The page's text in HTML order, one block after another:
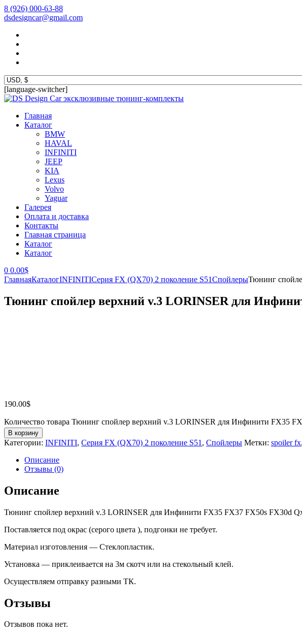
8 (926) 000-63-88
dsdesigncar@gmail.com
[language-switcher]
эксклюзивные тюнинг-комплекты
Главная
Каталог
BMW
HAVAL
INFINITI
JEEP
KIA
Lexus
Volvo
Yaguar
Галерея
Оплата и доставка
Контакты
Главная страница
Каталог
Каталог
0 0.00$
ГлавнаяКаталогINFINITIСерия FX (QX70) 2 поколение S51СпойлерыТюнинг
Тюнинг спойлер верхний v.3 LORINSER для
190.00$
Количество товара Тюнинг спойлер верхний v.3 LORINSER для Инфинити FX35
В корзину
Категории: INFINITI, Серия FX (QX70) 2 поколение S51 , Спойлеры Метки: spoiler fx,
Описание
Отзывы (0)
Описание
Тюнинг спойлер верхний v.3 LORINSER для Инфинити FX35 FX37 FX50s FX30d
Поставляется под окрас (серого цвета ), подгонки не требует.
Материал изготовления — Стеклопластик.
Установка — приклеивается на 3м скотч или на стекольный клей.
Осуществляем отправку разными ТК.
Отзывы
Отзывов пока нет.